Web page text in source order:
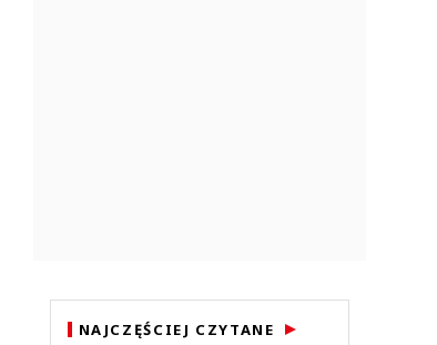
NAJCZĘŚCIEJ CZYTANE